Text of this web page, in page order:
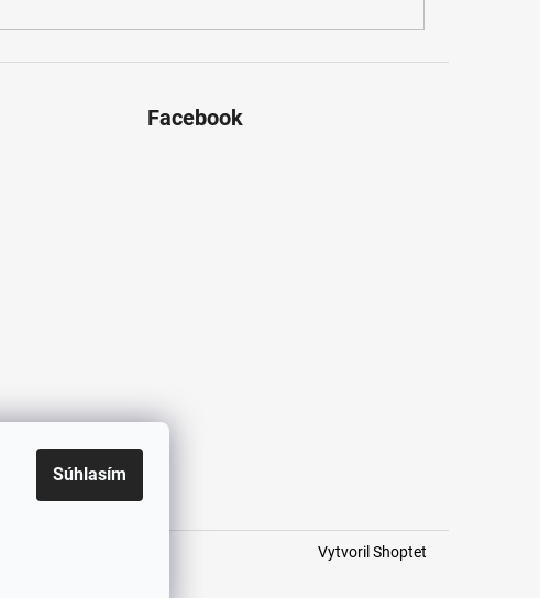
Súhlasím
Facebook
Vytvoril Shoptet